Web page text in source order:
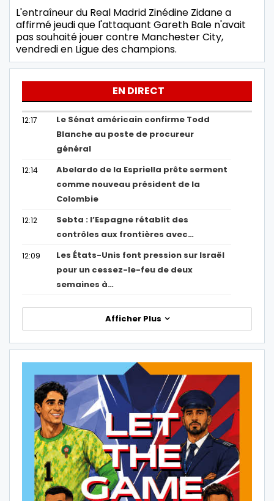
L'entraîneur du Real Madrid Zinédine Zidane a
affirmé jeudi que l'attaquant Gareth Bale n'avait
pas souhaité jouer contre Manchester City,
vendredi en Ligue des champions.
EN DIRECT
12:17
Le Sénat américain confirme Todd
Blanche au poste de procureur
général
12:14
Abelardo de la Espriella prête serment
comme nouveau président de la
Colombie
12:12
Sebta : l’Espagne rétablit des
contrôles aux frontières avec…
12:09
Les États-Unis font pression sur Israël
pour un cessez-le-feu de deux
semaines à…
Afficher Plus